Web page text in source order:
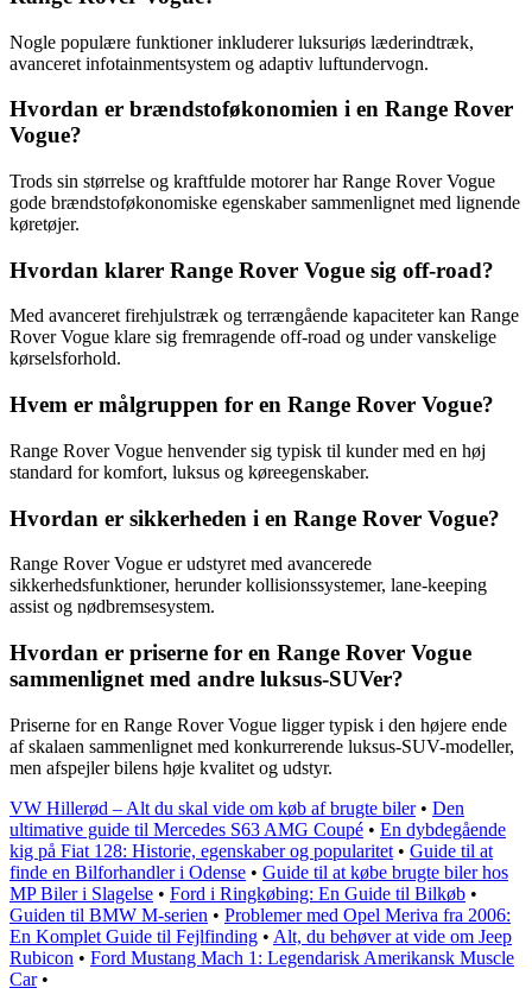
Nogle populære funktioner inkluderer luksuriøs læderindtræk,
avanceret infotainmentsystem og adaptiv luftundervogn.
Hvordan er brændstoføkonomien i en Range Rover
Vogue?
Trods sin størrelse og kraftfulde motorer har Range Rover Vogue
gode brændstoføkonomiske egenskaber sammenlignet med lignende
køretøjer.
Hvordan klarer Range Rover Vogue sig off-road?
Med avanceret firehjulstræk og terrængående kapaciteter kan Range
Rover Vogue klare sig fremragende off-road og under vanskelige
kørselsforhold.
Hvem er målgruppen for en Range Rover Vogue?
Range Rover Vogue henvender sig typisk til kunder med en høj
standard for komfort, luksus og køreegenskaber.
Hvordan er sikkerheden i en Range Rover Vogue?
Range Rover Vogue er udstyret med avancerede
sikkerhedsfunktioner, herunder kollisionssystemer, lane-keeping
assist og nødbremsesystem.
Hvordan er priserne for en Range Rover Vogue
sammenlignet med andre luksus-SUVer?
Priserne for en Range Rover Vogue ligger typisk i den højere ende
af skalaen sammenlignet med konkurrerende luksus-SUV-modeller,
men afspejler bilens høje kvalitet og udstyr.
VW Hillerød – Alt du skal vide om køb af brugte biler• Den
ultimative guide til Mercedes S63 AMG Coupé • En dybdegående
kig på Fiat 128: Historie, egenskaber og popularitet • Guide til at
finde en Bilforhandler i Odense • Guide til at købe brugte biler hos
MP Biler i Slagelse • Ford i Ringkøbing: En Guide til Bilkøb •
Guiden til BMW M-serien • Problemer med Opel Meriva fra 2006:
En Komplet Guide til Fejlfinding • Alt, du behøver at vide om Jeep
Rubicon • Ford Mustang Mach 1: Legendarisk Amerikansk Muscle
Car•